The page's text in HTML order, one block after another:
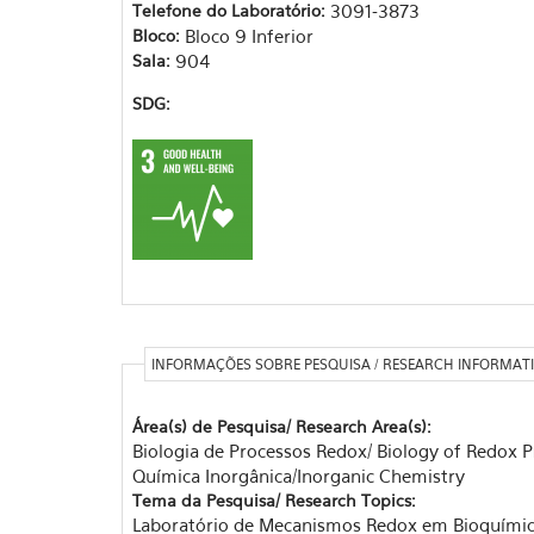
Telefone do Laboratório: 3091-3873
Bloco: Bloco 9 Inferior
Sala: 904
SDG:
INFORMAÇÕES SOBRE PESQUISA / RESEARCH
Área(s) de Pesquisa/ Research Area(s):
Biologia de Processos Redox/ Biology of Redox
Química Inorgânica/Inorganic Chemistry
Tema da Pesquisa/ Research Topics:
Laboratório de Mecanismos Redox em